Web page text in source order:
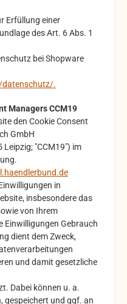
Erfüllung einer
des Art. 6 Abs. 1
bei Shopware
.
Managers CCM19
den Cookie Consent
GmbH
"CCM19") im
in
insbesondere das
von Ihrem
Einwilligungen Gebrauch
dient dem Zweck,
und damit gesetzliche
Dabei können u. a.
gespeichert und ggf. an